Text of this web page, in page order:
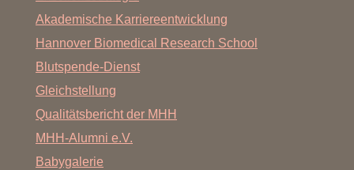
Akademische Karriereentwicklung
Hannover Biomedical Research School
Blutspende-Dienst
Gleichstellung
Qualitätsbericht der MHH
MHH-Alumni e.V.
Babygalerie